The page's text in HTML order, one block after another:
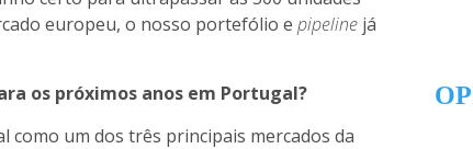
europeu, o nosso portefólio epipeline já
os próximos anos em Portugal?
como um dos três principais mercados da